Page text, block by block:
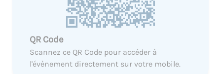
QR Code
Scannez ce QR Code pour accéder à
l'évènement directement sur votre mobile.